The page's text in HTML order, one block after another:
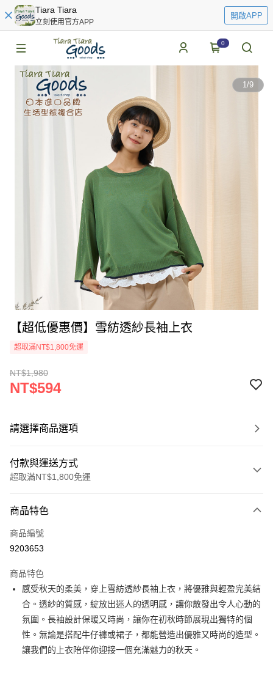
Tiara Tiara
立刻使用官方APP
開啟APP
0
1/9
【超低優惠價】雪紡透紗長袖上衣
超取滿NT$1,800免運
NT$1,980
NT$594
請選擇商品選項
付款與運送方式
超取滿NT$1,800免運
信用卡一次付款
超商取貨付款
Apple Pay
街口支付
悠遊付
Google Pay
商品特色
商品編號
9203653
商品特色
感受秋天的柔美，穿上雪紡透紗長袖上衣，將優雅與輕盈完美結
合。透紗的質感，綻放出迷人的透明感，讓你散發出令人心動的
氛圍。長袖設計保暖又時尚，讓你在初秋時節展現出獨特的個
性。無論是搭配牛仔褲或裙子，都能營造出優雅又時尚的造型。
讓我們的上衣陪伴你迎接一個充滿魅力的秋天。